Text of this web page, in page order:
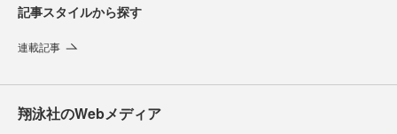
記事スタイルから探す
連載記事
翔泳社のWebメディア